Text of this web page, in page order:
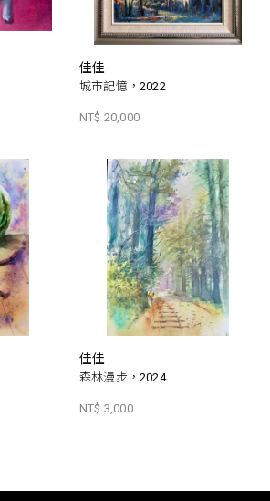
佳佳
城市記憶，2022
NT$ 20,000
佳佳
森林漫步，2024
NT$ 3,000